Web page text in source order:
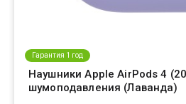
Гарантия 1 год
Наушники Apple AirPods 4
шумоподавления (Лаванда)